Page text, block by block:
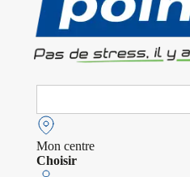
Search
Mon centre
Choisir